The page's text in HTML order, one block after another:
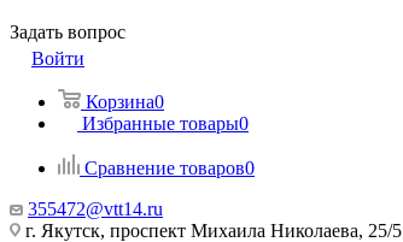
Задать вопрос
Войти
Корзина0
Избранные товары0
Сравнение товаров0
355472@vtt14.ru
г. Якутск, проспект Михаила Николаева, 25/5